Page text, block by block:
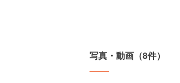
写真・動画（8件）